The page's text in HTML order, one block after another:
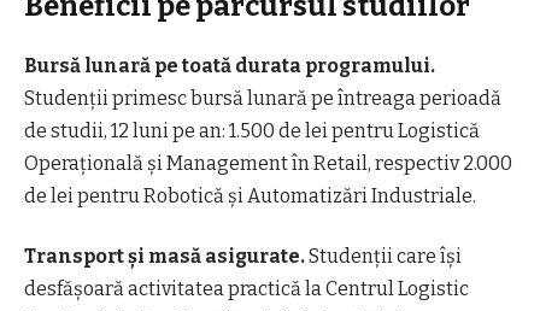
Bursă lunară pe toată durata programului.
Studenții primesc bursă lunară pe întreaga perioadă
de studii, 12 luni pe an: 1.500 de lei pentru Logistică
Operațională și Management în Retail, respectiv 2.000
de lei pentru Robotică și Automatizări Industriale.
Transport și masă asigurate.Studenții care își
desfășoară activitatea practică la Centrul Logistic